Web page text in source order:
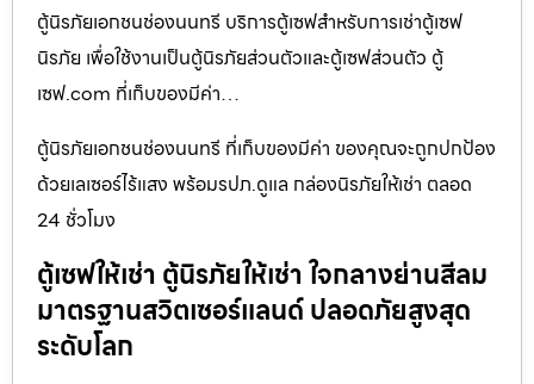
ตู้นิรภัยเอกชนช่องนนทรี บริการตู้เซฟสำหรับการเช่าตู้เซฟ
นิรภัย เพื่อใช้งานเป็นตู้นิรภัยส่วนตัวและตู้เซฟส่วนตัว ตู้
เซฟ.com ที่เก็บของมีค่า…
ตู้นิรภัยเอกชนช่องนนทรี ที่เก็บของมีค่า ของคุณจะถูกปกป้อง
ด้วยเลเซอร์ไร้แสง พร้อมรปภ.ดูแล กล่องนิรภัยให้เช่า ตลอด
24 ชั่วโมง
ตู้เซฟให้เช่า ตู้นิรภัยให้เช่า ใจกลางย่านสีลม
มาตรฐานสวิตเซอร์แลนด์ ปลอดภัยสูงสุด
ระดับโลก